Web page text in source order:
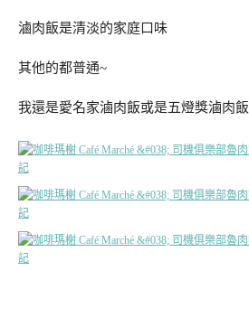
滷肉飯是清淡的家庭口味
其他的都普通~
我還是愛名家滷肉飯或是五燈獎滷肉飯